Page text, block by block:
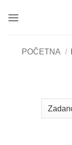
POČETNA /